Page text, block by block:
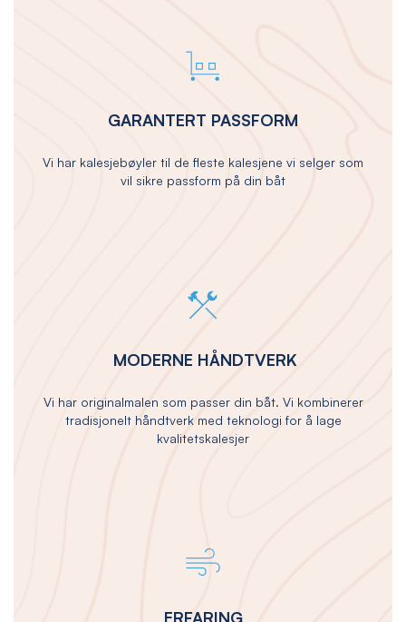
GARANTERT PASSFORM
Vi har kalesjebøyler til de fleste kalesjene vi selger som
vil sikre passform på din båt
MODERNE HÅNDTVERK
Vi har originalmalen som passer din båt. Vi kombinerer
tradisjonelt håndtverk med teknologi for å lage
kvalitetskalesjer
ERFARING